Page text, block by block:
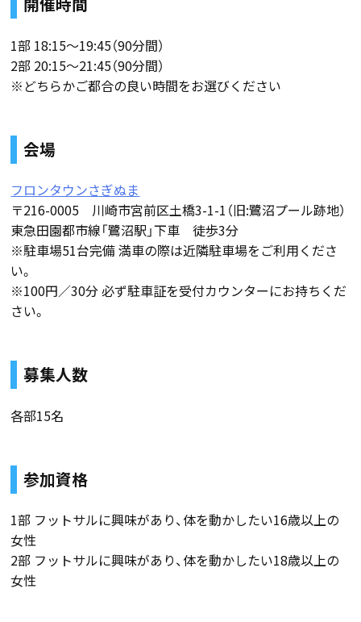
1部 18:15〜19:45（90分間）
2部 20:15〜21:45（90分間）
※どちらかご都合の良い時間をお選びください
会場
フロンタウンさぎぬま
〒216-0005 川崎市宮前区土橋3-1-1（旧:鷺沼プール跡地）
東急田園都市線「鷺沼駅」下車 徒歩3分
※駐車場51台完備 満車の際は近隣駐車場をご利用くださ
い。
※100円／30分 必ず駐車証を受付カウンターにお持ちくだ
さい。
募集人数
各部15名
参加資格
1部 フットサルに興味があり、体を動かしたい16歳以上の
女性
2部 フットサルに興味があり、体を動かしたい18歳以上の
女性